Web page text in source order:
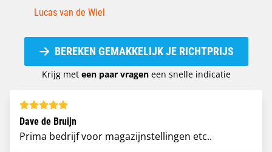
Lucas van de Wiel
BEREKEN GEMAKKELIJK JE RICHTPRIJS
Krijg met een paar vrageneen snelle indicatie
Dave de Bruijn
Prima bedrijf voor magazijnstellingen etc..